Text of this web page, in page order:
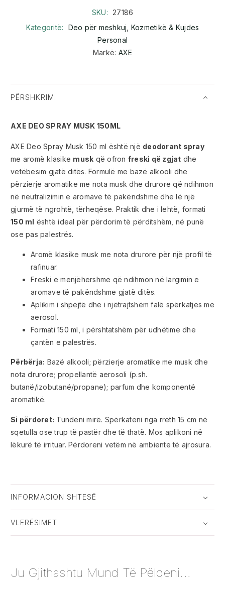
SKU: 27186
Kategoritë:
Deo për meshkuj Kozmetikë & Kujdes
Personal
Markë: AXE
PËRSHKRIMI
AXE DEO SPRAY MUSK 150ML
AXE Deo Spray Musk 150 ml është një deodorant spray
me aromë klasike musk që ofron freski që zgjat dhe
vetëbesim gjatë ditës. Formulë me bazë alkooli dhe
përzierje aromatike me nota musk dhe drurore që ndihmon
në neutralizimin e aromave të pakëndshme dhe lë një
gjurmë të ngrohtë, tërheqëse. Praktik dhe i lehtë, formati
150 ml është ideal për përdorim të përditshëm, në punë
ose pas palestrës.
Aromë klasike musk me nota drurore për një profil të
rafinuar.
Freski e menjëhershme që ndihmon në largimin e
aromave të pakëndshme gjatë ditës.
Aplikim i shpejtë dhe i njëtrajtshëm falë spërkatjes me
aerosol.
Formati 150 ml, i përshtatshëm për udhëtime dhe
çantën e palestrës.
Përbërja: Bazë alkooli; përzierje aromatike me musk dhe
nota drurore; propellantë aerosoli (p.sh.
butanë/izobutanë/propane); parfum dhe komponentë
aromatikë.
Si përdoret: Tundeni mirë. Spërkateni nga rreth 15 cm në
sqetulla ose trup të pastër dhe të thatë. Mos aplikoni në
lëkurë të irrituar. Përdoreni vetëm në ambiente të ajrosura.
INFORMACION SHTESË
VLERËSIMET
Ju Gjithashtu Mund Të Pëlqeni...